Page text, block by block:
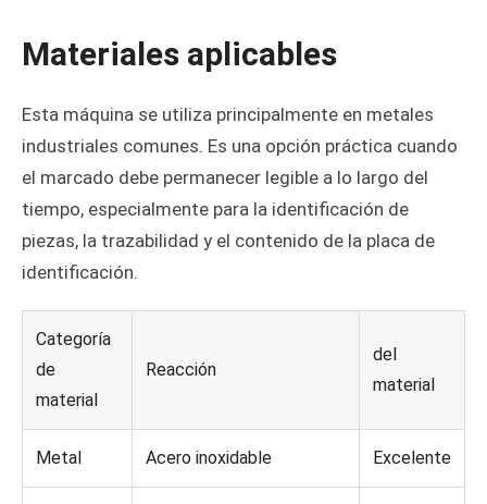
Materiales aplicables
Esta máquina se utiliza principalmente en metales
industriales comunes. Es una opción práctica cuando
el marcado debe permanecer legible a lo largo del
tiempo, especialmente para la identificación de
piezas, la trazabilidad y el contenido de la placa de
identificación.
Categoría
de
material
Reacción
del
material
Metal Acero inoxidable Excelente